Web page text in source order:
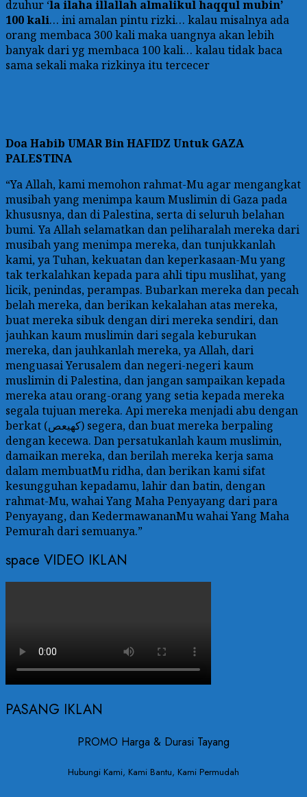
dzuhur ‘la ilaha illallah almalikul haqqul mubin’
100 kali… ini amalan pintu rizki… kalau misalnya ada
orang membaca 300 kali maka uangnya akan lebih
banyak dari yg membaca 100 kali… kalau tidak baca
sama sekali maka rizkinya itu tercecer
DoaHabib UMAR Bin HAFIDZ Untuk GAZA
PALESTINA
“Ya Allah, kami memohon rahmat-Mu agar mengangkat
musibah yang menimpa kaum Muslimin di Gaza pada
khususnya, dan di Palestina, serta di seluruh belahan
bumi. Ya Allah selamatkan dan peliharalah mereka dari
musibah yang menimpa mereka, dan tunjukkanlah
kami, ya Tuhan, kekuatan dan keperkasaan-Mu yang
tak terkalahkan kepada para ahli tipu muslihat, yang
licik, penindas, perampas. Bubarkan mereka dan pecah
belah mereka, dan berikan kekalahan atas mereka,
buat mereka sibuk dengan diri mereka sendiri, dan
jauhkan kaum muslimin dari segala keburukan
mereka, dan jauhkanlah mereka, ya Allah, dari
menguasai Yerusalem dan negeri-negeri kaum
muslimin di Palestina, dan jangan sampaikan kepada
mereka atau orang-orang yang setia kepada mereka
segala tujuan mereka. Api mereka menjadi abu dengan
berkat (كهيعص) segera, dan buat mereka berpaling
dengan kecewa. Dan persatukanlah kaum muslimin,
damaikan mereka, dan berilah mereka kerja sama
dalam membuatMu ridha, dan berikan kami sifat
kesungguhan kepadamu, lahir dan batin, dengan
rahmat-Mu, wahai Yang Maha Penyayang dari para
Penyayang, dan KedermawananMu wahai Yang Maha
Pemurah dari semuanya.”
space VIDEO IKLAN
PASANG IKLAN
PROMO Harga & Durasi Tayang
Hubungi Kami, Kami Bantu, Kami Permudah